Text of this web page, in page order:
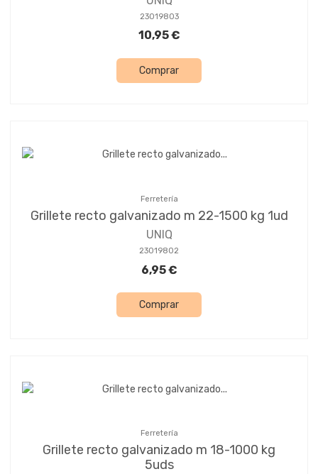
23019803
10,95 €
Comprar
Ferretería
Grillete recto galvanizado m 22-1500 kg 1ud
UNIQ
23019802
6,95 €
Comprar
Ferretería
Grillete recto galvanizado m 18-1000 kg
5uds